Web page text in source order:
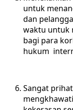
untuk
dan
waktu untuk
bagi para
hukum
Sangat